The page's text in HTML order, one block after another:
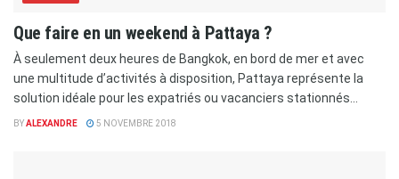
Que faire en un weekend à Pattaya ?
À seulement deux heures de Bangkok, en bord de mer et avec
une multitude d’activités à disposition, Pattaya représente la
solution idéale pour les expatriés ou vacanciers stationnés...
BYALEXANDRE 5 NOVEMBRE 2018